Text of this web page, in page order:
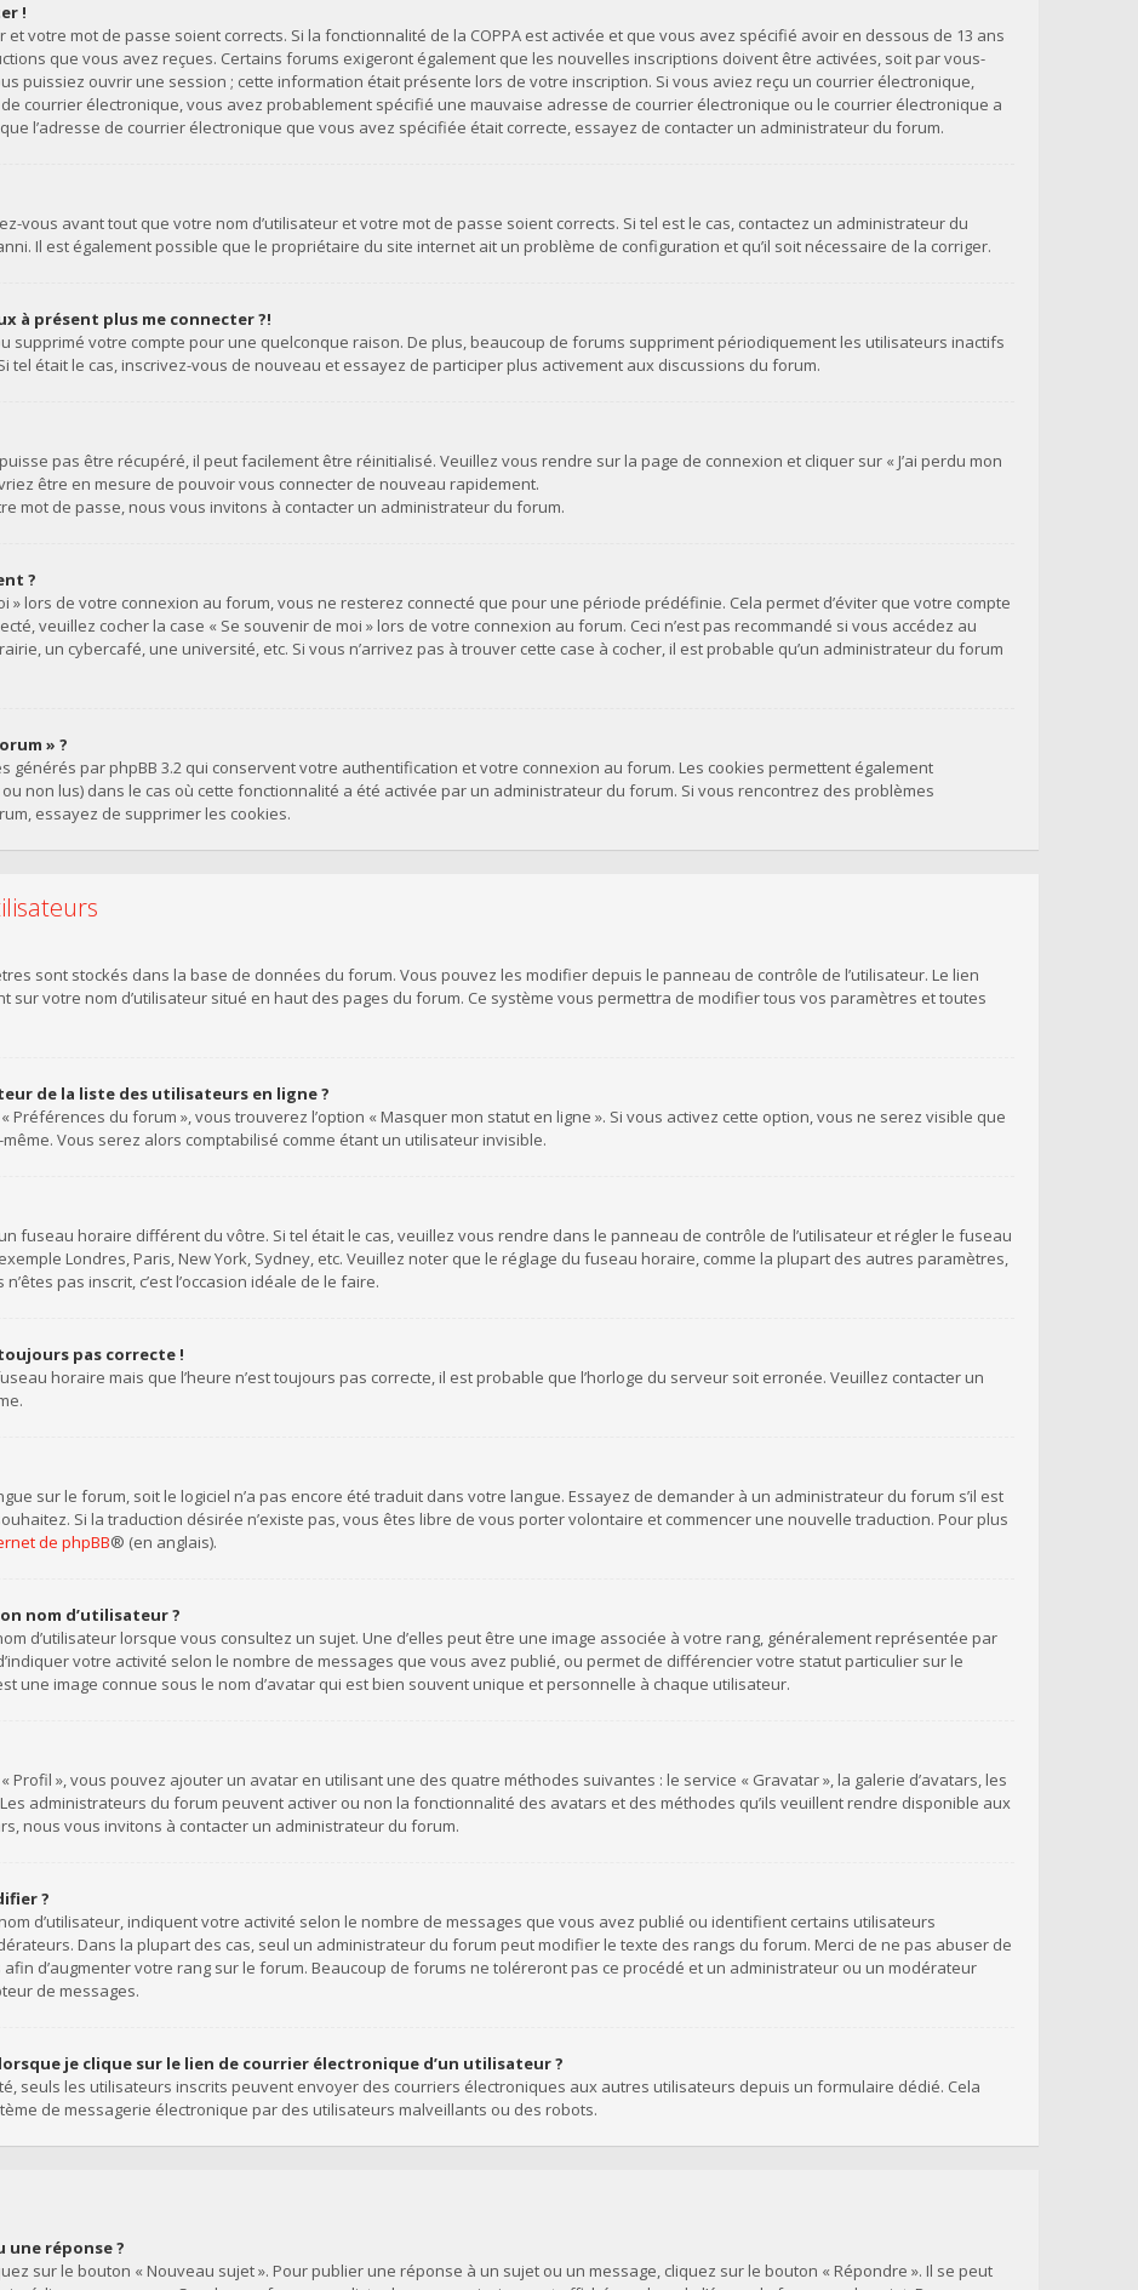
!
votre mot de passe soient corrects. Si la fonctionnalité de la COPPA est activée et que vous avez spécifié avoir en dessous de 13 ans
que vous avez reçues. Certains forums exigeront également que les nouvelles inscriptions doivent être activées, soit par vous-
puissiez ouvrir une session ; cette information était présente lors de votre inscription. Si vous aviez reçu un courrier électronique,
courrier électronique, vous avez probablement spécifié une mauvaise adresse de courrier électronique ou le courrier électronique a
l’adresse de courrier électronique que vous avez spécifiée était correcte, essayez de contacter un administrateur du forum.
vous avant tout que votre nom d’utilisateur et votre mot de passe soient corrects. Si tel est le cas, contactez un administrateur du
Il est également possible que le propriétaire du site internet ait un problème de configuration et qu’il soit nécessaire de la corriger.
à présent plus me connecter ?!
supprimé votre compte pour une quelconque raison. De plus, beaucoup de forums suppriment périodiquement les utilisateurs inactifs
tel était le cas, inscrivez-vous de nouveau et essayez de participer plus activement aux discussions du forum.
pas être récupéré, il peut facilement être réinitialisé. Veuillez vous rendre sur la page de connexion et cliquer sur « J’ai perdu mon
être en mesure de pouvoir vous connecter de nouveau rapidement.
mot de passe, nous vous invitons à contacter un administrateur du forum.
?
» lors de votre connexion au forum, vous ne resterez connecté que pour une période prédéfinie. Cela permet d’éviter que votre compte
veuillez cocher la case « Se souvenir de moi » lors de votre connexion au forum. Ceci n’est pas recommandé si vous accédez au
un cybercafé, une université, etc. Si vous n’arrivez pas à trouver cette case à cocher, il est probable qu’un administrateur du forum
» ?
générés par phpBB 3.2 qui conservent votre authentification et votre connexion au forum. Les cookies permettent également
ou non lus) dans le cas où cette fonctionnalité a été activée par un administrateur du forum. Si vous rencontrez des problèmes
essayez de supprimer les cookies.
sont stockés dans la base de données du forum. Vous pouvez les modifier depuis le panneau de contrôle de l’utilisateur. Le lien
votre nom d’utilisateur situé en haut des pages du forum. Ce système vous permettra de modifier tous vos paramètres et toutes
de la liste des utilisateurs en ligne ?
Préférences du forum », vous trouverez l’option « Masquer mon statut en ligne ». Si vous activez cette option, vous ne serez visible que
Vous serez alors comptabilisé comme étant un utilisateur invisible.
fuseau horaire différent du vôtre. Si tel était le cas, veuillez vous rendre dans le panneau de contrôle de l’utilisateur et régler le fuseau
Londres, Paris, New York, Sydney, etc. Veuillez noter que le réglage du fuseau horaire, comme la plupart des autres paramètres,
pas inscrit, c’est l’occasion idéale de le faire.
toujours pas correcte !
horaire mais que l’heure n’est toujours pas correcte, il est probable que l’horloge du serveur soit erronée. Veuillez contacter un
sur le forum, soit le logiciel n’a pas encore été traduit dans votre langue. Essayez de demander à un administrateur du forum s’il est
Si la traduction désirée n’existe pas, vous êtes libre de vous porter volontaire et commencer une nouvelle traduction. Pour plus
de phpBB® (en anglais).
nom d’utilisateur ?
d’utilisateur lorsque vous consultez un sujet. Une d’elles peut être une image associée à votre rang, généralement représentée par
votre activité selon le nombre de messages que vous avez publié, ou permet de différencier votre statut particulier sur le
une image connue sous le nom d’avatar qui est bien souvent unique et personnelle à chaque utilisateur.
Profil », vous pouvez ajouter un avatar en utilisant une des quatre méthodes suivantes : le service « Gravatar », la galerie d’avatars, les
administrateurs du forum peuvent activer ou non la fonctionnalité des avatars et des méthodes qu’ils veuillent rendre disponible aux
nous vous invitons à contacter un administrateur du forum.
?
d’utilisateur, indiquent votre activité selon le nombre de messages que vous avez publié ou identifient certains utilisateurs
Dans la plupart des cas, seul un administrateur du forum peut modifier le texte des rangs du forum. Merci de ne pas abuser de
d’augmenter votre rang sur le forum. Beaucoup de forums ne toléreront pas ce procédé et un administrateur ou un modérateur
de messages.
je clique sur le lien de courrier électronique d’un utilisateur ?
seuls les utilisateurs inscrits peuvent envoyer des courriers électroniques aux autres utilisateurs depuis un formulaire dédié. Cela
de messagerie électronique par des utilisateurs malveillants ou des robots.
une réponse ?
sur le bouton « Nouveau sujet ». Pour publier une réponse à un sujet ou un message, cliquez sur le bouton « Répondre ». Il se peut